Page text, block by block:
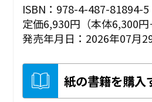
ISBN：978-4-487-81894-5
定価6,930円（本体6,300円
発売年月日：2026年07月
紙の書籍を購入